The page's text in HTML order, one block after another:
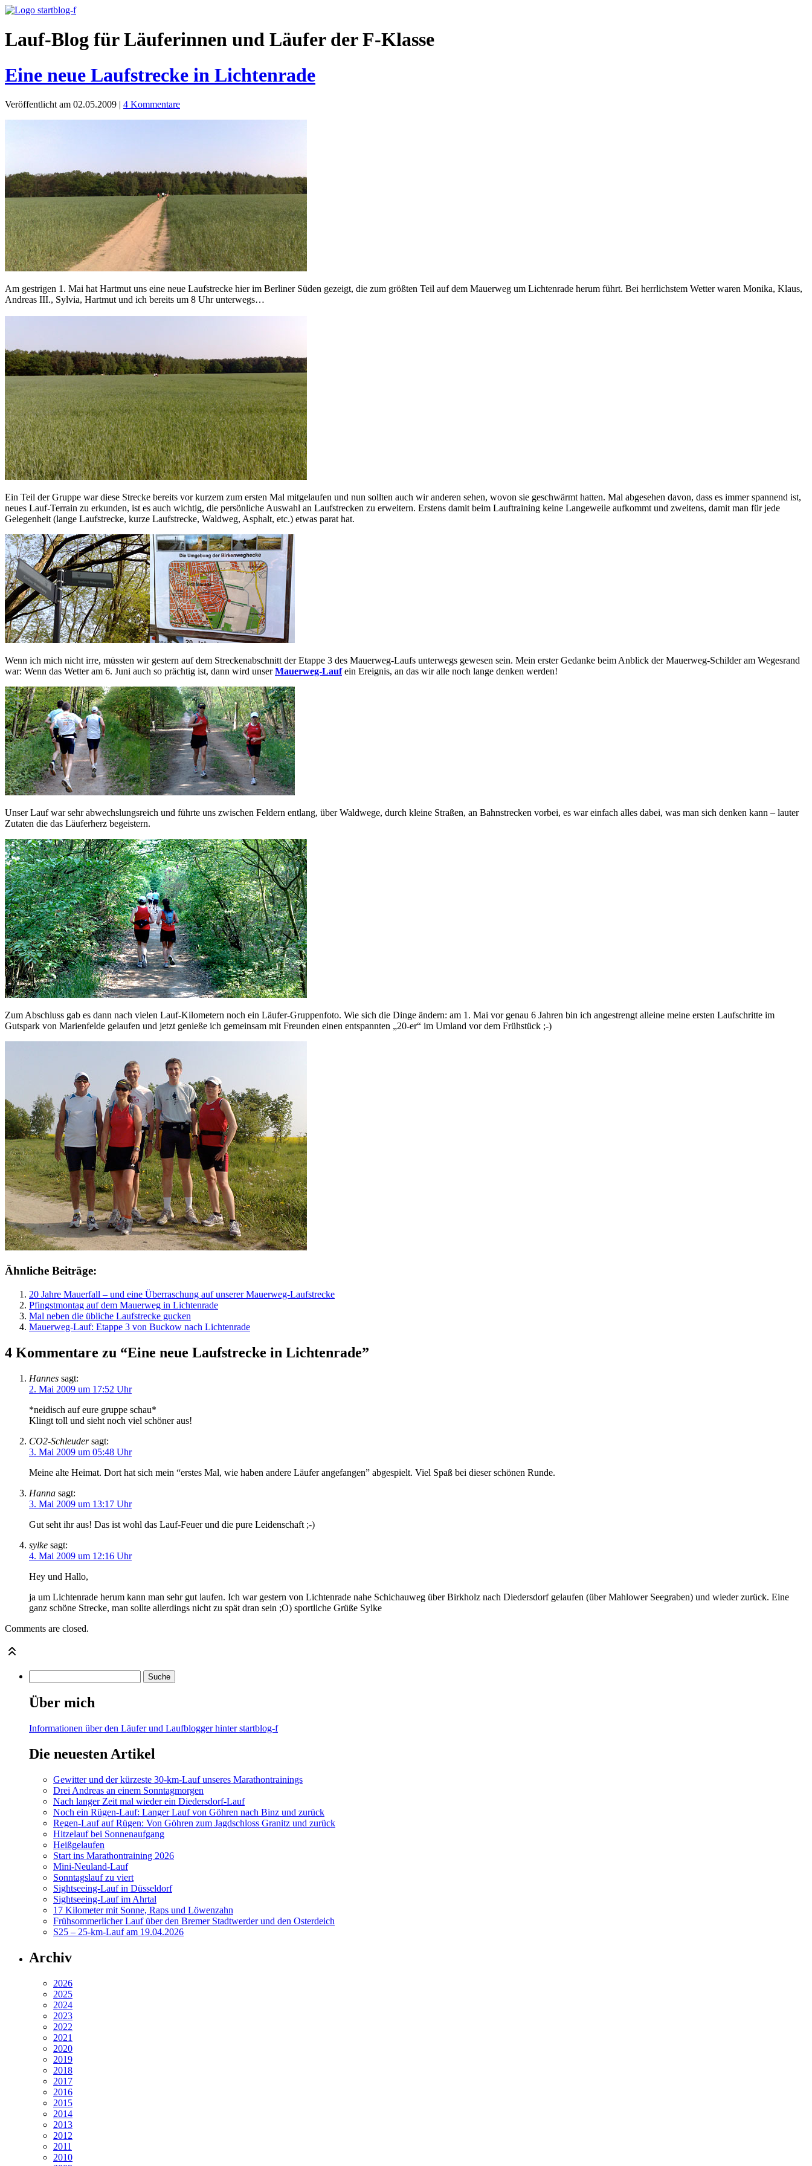
Lauf-Blog für Läuferinnen und Läufer der F-Klasse
Eine neue Laufstrecke in Lichtenrade
Veröffentlicht am 02.05.2009 | 4 Kommentare
Am gestrigen 1. Mai hat Hartmut uns eine neue Laufstrecke hier im Berliner Süden gezeigt, die zum größten Teil auf dem Mauerweg um Lichtenrade herum führt. Bei herrlichstem Wetter waren Monika, Klaus,
Andreas III., Sylvia, Hartmut und ich bereits um 8 Uhr unterwegs…
Ein Teil der Gruppe war diese Strecke bereits vor kurzem zum ersten Mal mitgelaufen und nun sollten auch wir anderen sehen, wovon sie geschwärmt hatten. Mal abgesehen davon, dass es immer spannend ist,
neues Lauf-Terrain zu erkunden, ist es auch wichtig, die persönliche Auswahl an Laufstrecken zu erweitern. Erstens damit beim Lauftraining keine Langeweile aufkommt und zweitens, damit man für jede
Gelegenheit (lange Laufstrecke, kurze Laufstrecke, Waldweg, Asphalt, etc.) etwas parat hat.
Wenn ich mich nicht irre, müssten wir gestern auf dem Streckenabschnitt der Etappe 3 des Mauerweg-Laufs unterwegs gewesen sein. Mein erster Gedanke beim Anblick der Mauerweg-Schilder am Wegesrand
war: Wenn das Wetter am 6. Juni auch so prächtig ist, dann wird unserMauerweg-Laufein Ereignis, an das wir alle noch lange denken werden!
Unser Lauf war sehr abwechslungsreich und führte uns zwischen Feldern entlang, über Waldwege, durch kleine Straßen, an Bahnstrecken vorbei, es war einfach alles dabei, was man sich denken kann – lauter
Zutaten die das Läuferherz begeistern.
Zum Abschluss gab es dann nach vielen Lauf-Kilometern noch ein Läufer-Gruppenfoto. Wie sich die Dinge ändern: am 1. Mai vor genau 6 Jahren bin ich angestrengt alleine meine ersten Laufschritte im
Gutspark von Marienfelde gelaufen und jetzt genieße ich gemeinsam mit Freunden einen entspannten „20-er“ im Umland vor dem Frühstück ;-)
Ähnliche Beiträge:
20 Jahre Mauerfall – und eine Überraschung auf unserer Mauerweg-Laufstrecke
Pfingstmontag auf dem Mauerweg in Lichtenrade
Mal neben die übliche Laufstrecke gucken
Mauerweg-Lauf: Etappe 3 von Buckow nach Lichtenrade
4 Kommentare zu “Eine neue Laufstrecke in Lichtenrade”
Hannes sagt:
2. Mai 2009 um 17:52 Uhr
*neidisch auf eure gruppe schau*
Klingt toll und sieht noch viel schöner aus!
CO2-Schleuder sagt:
3. Mai 2009 um 05:48 Uhr
Meine alte Heimat. Dort hat sich mein “erstes Mal, wie haben andere Läufer angefangen” abgespielt. Viel Spaß bei dieser schönen Runde.
Hanna sagt:
3. Mai 2009 um 13:17 Uhr
Gut seht ihr aus! Das ist wohl das Lauf-Feuer und die pure Leidenschaft ;-)
sylke sagt:
4. Mai 2009 um 12:16 Uhr
Hey und Hallo,
ja um Lichtenrade herum kann man sehr gut laufen. Ich war gestern von Lichtenrade nahe Schichauweg über Birkholz nach Diedersdorf gelaufen (über Mahlower Seegraben) und wieder zurück. Eine
ganz schöne Strecke, man sollte allerdings nicht zu spät dran sein ;O) sportliche Grüße Sylke
Comments are closed.
Über mich
Informationen über den Läufer und Laufblogger hinter startblog-f
Die neuesten Artikel
Gewitter und der kürzeste 30-km-Lauf unseres Marathontrainings
Drei Andreas an einem Sonntagmorgen
Nach langer Zeit mal wieder ein Diedersdorf-Lauf
Noch ein Rügen-Lauf: Langer Lauf von Göhren nach Binz und zurück
Regen-Lauf auf Rügen: Von Göhren zum Jagdschloss Granitz und zurück
Hitzelauf bei Sonnenaufgang
Heißgelaufen
Start ins Marathontraining 2026
Mini-Neuland-Lauf
Sonntagslauf zu viert
Sightseeing-Lauf in Düsseldorf
Sightseeing-Lauf im Ahrtal
17 Kilometer mit Sonne, Raps und Löwenzahn
Frühsommerlicher Lauf über den Bremer Stadtwerder und den Osterdeich
S25 – 25-km-Lauf am 19.04.2026
Archiv
2026
2025
2024
2023
2022
2021
2020
2019
2018
2017
2016
2015
2014
2013
2012
2011
2010